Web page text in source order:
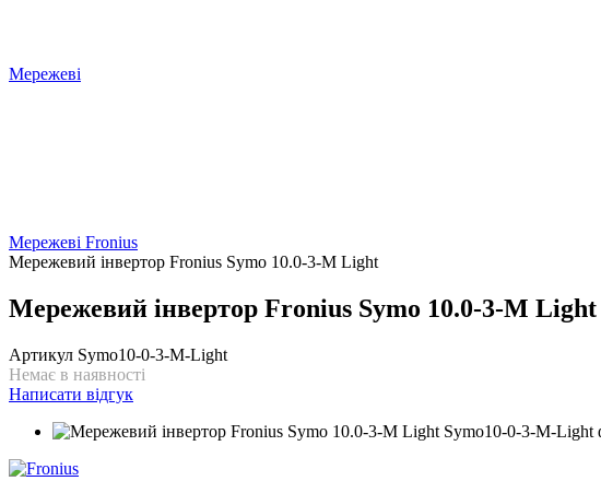
Мережеві
Мережеві Fronius
Мережевий інвертор Fronius Symo 10.0-3-M Light
Мережевий інвертор Fronius Symo 10.0-3-M Light
Артикул Symo10-0-3-M-Light
Немає в наявності
Написати відгук